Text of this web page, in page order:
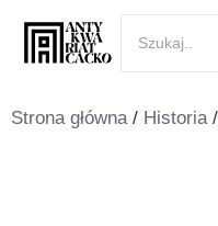
Strona główna/ Historia/